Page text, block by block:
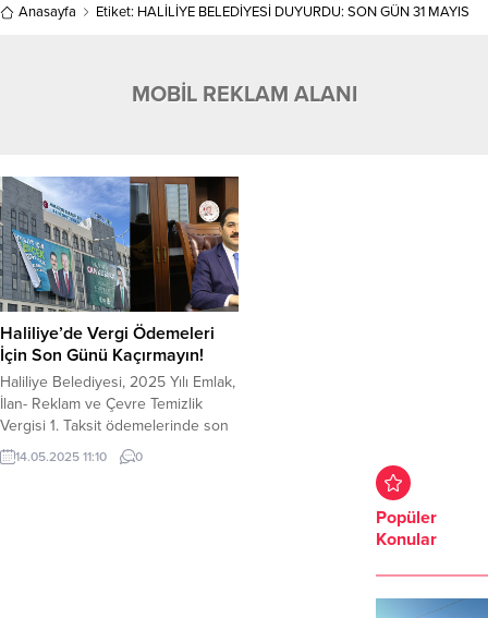
Anasayfa Etiket: HALİLİYE BELEDİYESİ DUYURDU: SON GÜN 31 MAYIS
MOBİL REKLAM ALANI
Haliliye’de Vergi Ödemeleri
İçin Son Günü Kaçırmayın!
Haliliye Belediyesi, 2025 Yılı Emlak,
İlan- Reklam ve Çevre Temizlik
Vergisi 1. Taksit ödemelerinde son
günün 31 Mayıs olduğunu ve
ödemelerin internetten kolaylıkla
14.05.2025 11:10 0
Popüler
Konular